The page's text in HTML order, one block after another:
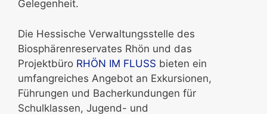
Gelegenheit.
Die Hessische Verwaltungsstelle des
Biosphärenreservates Rhön und das
Projektbüro RHÖN IM FLUSS bieten ein
umfangreiches Angebot an Exkursionen,
Führungen und Bacherkundungen für
Schulklassen, Jugend- und